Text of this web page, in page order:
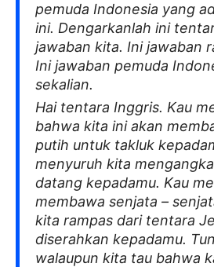
pemuda Indonesia yang
ini. Dengarkanlah ini
jawaban kita. Ini jawaban
Ini jawaban pemuda
sekalian.
Hai tentara Inggris. Kau
bahwa kita ini akan
putih untuk takluk
menyuruh kita
datang kepadamu. Kau
membawa senjata –
kita rampas dari tentara
diserahkan kepadamu.
walaupun kita tau bahwa